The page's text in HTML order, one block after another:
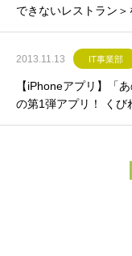
できないレストラン
2013.11.13 IT事業部
【iPhoneアプリ】「
の第1弾アプリ！ くび